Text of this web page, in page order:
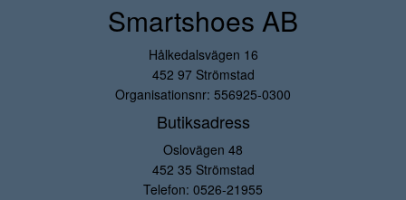
Smartshoes AB
Hålkedalsvägen 16
452 97 Strömstad
Organisationsnr: 556925-0300
Butiksadress
Oslovägen 48
452 35 Strömstad
Telefon: 0526-21955